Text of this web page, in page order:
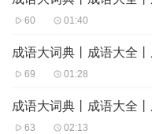
60 01:40
成语大词典丨成语大全
69 01:28
成语大词典丨成语大全
63 02:13